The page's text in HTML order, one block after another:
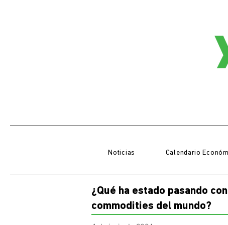
Noticias Calendario
¿Qué ha estado pasando
commodities del mundo?